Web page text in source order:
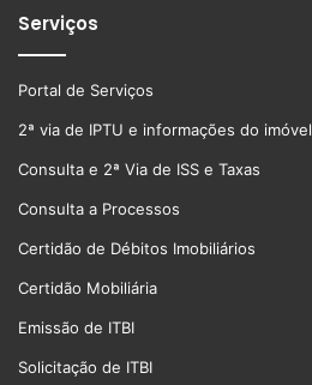
Serviços
Portal de Serviços
2ª via de IPTU e informações do imóvel
Consulta e 2ª Via de ISS e Taxas
Consulta a Processos
Certidão de Débitos Imobiliários
Certidão Mobiliária
Emissão de ITBI
Solicitação de ITBI